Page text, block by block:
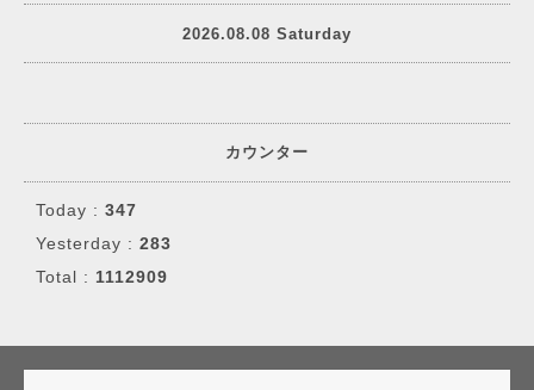
2026.08.08 Saturday
カウンター
Today : 347
Yesterday : 283
Total : 1112909